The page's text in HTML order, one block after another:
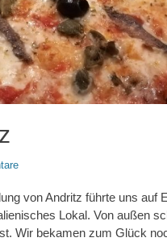
von Andritz führte uns auf
Lokal. Von außen
Wir bekamen zum Glück